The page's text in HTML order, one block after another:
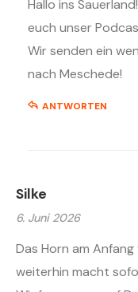
Hallo ins
euch unser
Wir senden ein
nach Meschede!
ANTWORTEN
Silke
6. Juni 2026
Das Horn am
weiterhin macht